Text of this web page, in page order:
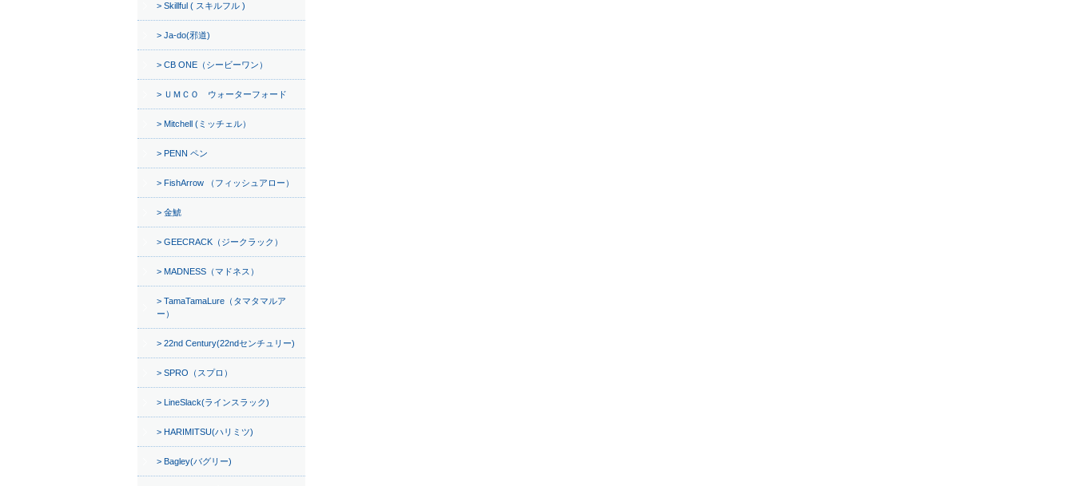
Skillful ( スキルフル )
Ja-do(邪道)
CB ONE（シービーワン）
ＵＭＣＯ ウォーターフォード
Mitchell (ミッチェル）
PENN ペン
FishArrow （フィッシュアロー）
金鯱
GEECRACK（ジークラック）
MADNESS（マドネス）
TamaTamaLure（タマタマルア
ー）
22nd Century(22ndセンチュリー)
SPRO（スプロ）
LineSlack(ラインスラック)
HARIMITSU(ハリミツ)
Bagley(バグリー)